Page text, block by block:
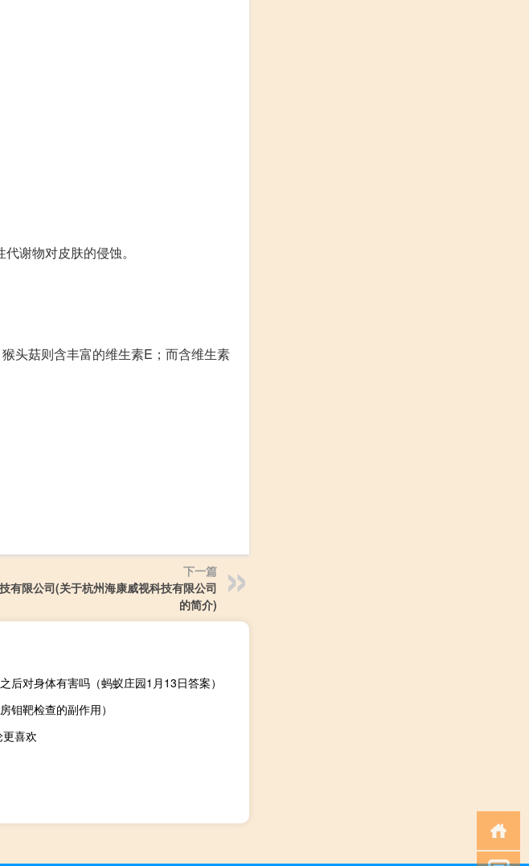
谢物对皮肤的侵蚀。
头菇则含丰富的维生素E；而含维生素
下一篇
有限公司(关于杭州海康威视科技有限公司
的简介)
后对身体有害吗（蚂蚁庄园1月13日答案）
钼靶检查的副作用）
喜欢